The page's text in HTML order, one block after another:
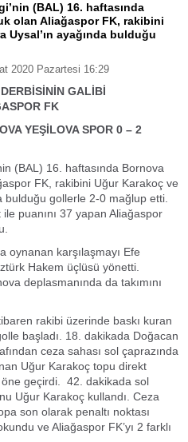
(BAL) 16. haftasında
olan Aliağaspor FK, rakibini
Uysal’ın ayağında bulduğu
2020 Pazartesi 16:29
GALİBİ
FK
YEŞİLOVA SPOR 0 – 2
(BAL) 16. haftasında Bornova
FK, rakibini Uğur Karakoç ve
bulduğu gollerle 2-0 mağlup etti.
puanını 37 yapan Aliağaspor
oynanan karşılaşmayı Efe
Hakem üçlüsü yönetti.
deplasmanında da takımını
rakibi üzerinde baskı kuran
başladı. 18. dakikada Doğacan
ceza sahası sol çaprazında
Uğur Karakoç topu direkt
öne geçirdi. 42. dakikada sol
Uğur Karakoç kullandı. Ceza
son olarak penaltı noktası
ve Aliağaspor FK’yı 2 farklı